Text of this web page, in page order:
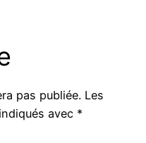
pas publiée. Les
avec *